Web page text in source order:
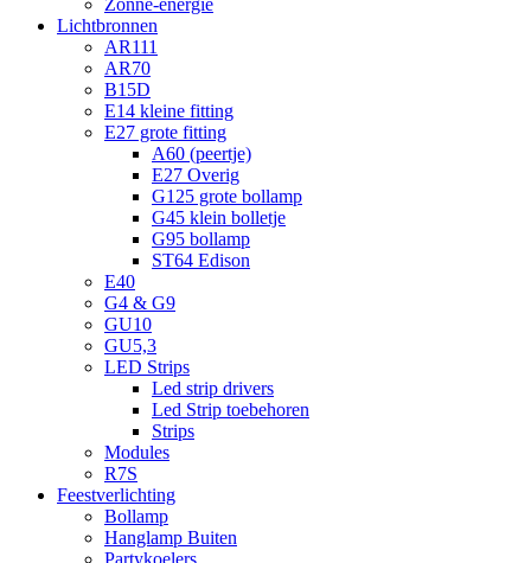
Zonne-energie
Lichtbronnen
AR111
AR70
B15D
E14 kleine fitting
E27 grote fitting
A60 (peertje)
E27 Overig
G125 grote bollamp
G45 klein bolletje
G95 bollamp
ST64 Edison
E40
G4 & G9
GU10
GU5,3
LED Strips
Led strip drivers
Led Strip toebehoren
Strips
Modules
R7S
Feestverlichting
Bollamp
Hanglamp Buiten
Partykoelers